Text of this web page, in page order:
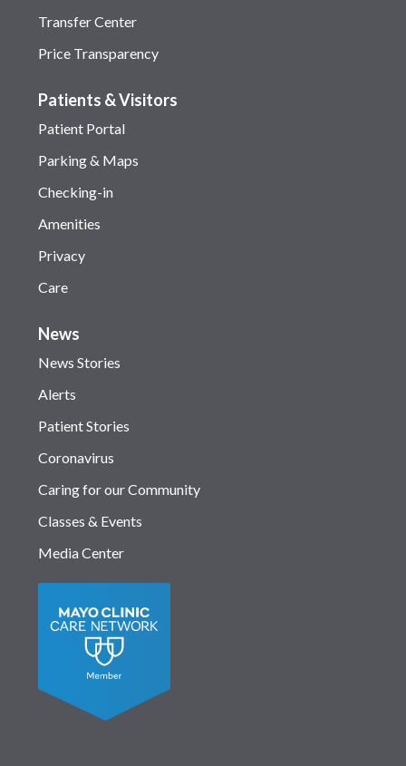
Transfer Center
Price Transparency
Patients & Visitors
Patient Portal
Parking & Maps
Checking-in
Amenities
Privacy
Care
News
News Stories
Alerts
Patient Stories
Coronavirus
Caring for our Community
Classes & Events
Media Center